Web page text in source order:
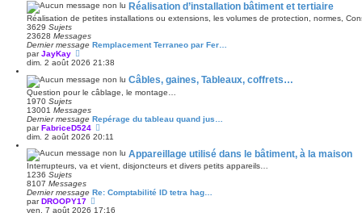
Réalisation d’installation bâtiment et tertiaire
Réalisation de petites installations ou extensions, les volumes de protection, normes,
3629 Sujets
23628 Messages
Dernier message Remplacement Terraneo par Fer…
parJayKay
o
r
l
e
e
r
n
i
e
m
s
s
a
g
dim. 2 août 2026 21:38
Câbles, gaines, Tableaux, coffrets…
Question pour le câblage, le montage…
1970 Sujets
13001 Messages
Dernier message Repérage du tableau quand jus…
parFabriceD524
o
r
l
e
r
n
i
dim. 2 août 2026 20:11
Appareillage utilisé dans le bâtiment, à la maison
Interrupteurs, va et vient, disjoncteurs et divers petits appareils…
1236 Sujets
8107 Messages
Dernier message Re: Comptabilité ID tetra hag…
parDROOPY17
o
ven. 7 août 2026 17:16